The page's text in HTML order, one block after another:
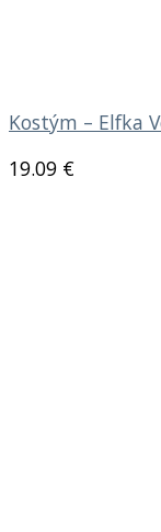
Kostým – Elfka
19.09 €